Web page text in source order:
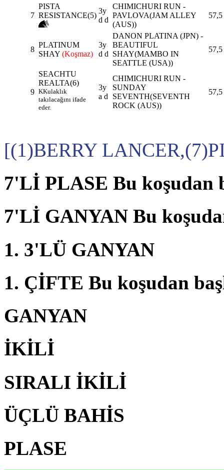
7
PISTA
RESISTANCE(5)
3y
d d
CHIMICHURI RUN -
PAVLOVA(JAM ALLEY
(AUS))
57,5
8
PLATINUM
SHAY (Koşmaz)
3y
d d
DANON PLATINA (JPN) -
BEAUTIFUL
SHAY(MAMBO IN
SEATTLE (USA))
57,5
9
SEACHTU
REALTA(6)
KKulaklık
takılacağını ifade
eder.
3y
a d
CHIMICHURI RUN -
SUNDAY
SEVENTH(SEVENTH
ROCK (AUS))
57,5
[(1)BERRY
7'Lİ PLASE Bu koşudan
7'Lİ GANYAN Bu
1. 3'LÜ GANYAN
1. ÇİFTE Bu koşudan
GANYAN
İKİLİ
SIRALI İKİLİ
ÜÇLÜ BAHİS
PLASE